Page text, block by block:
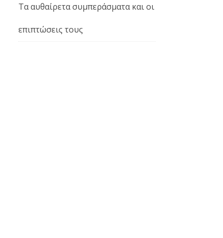
Τα αυθαίρετα συμπεράσματα και οι
επιπτώσεις τους